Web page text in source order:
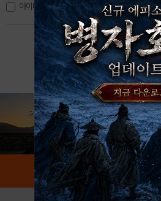
아이디, 이메일 저장
아이디 / 비밀번호 찾기